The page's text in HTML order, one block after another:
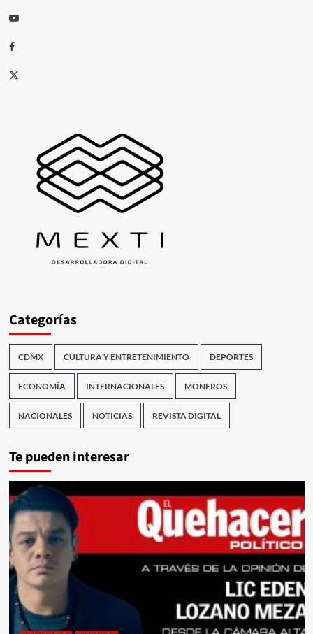
Youtube
Facebook
X
Categorías
CDMX CULTURA Y ENTRETENIMIENTO DEPORTES
ECONOMÍA INTERNACIONALES MONEROS
NACIONALES NOTICIAS REVISTA DIGITAL
Te pueden interesar